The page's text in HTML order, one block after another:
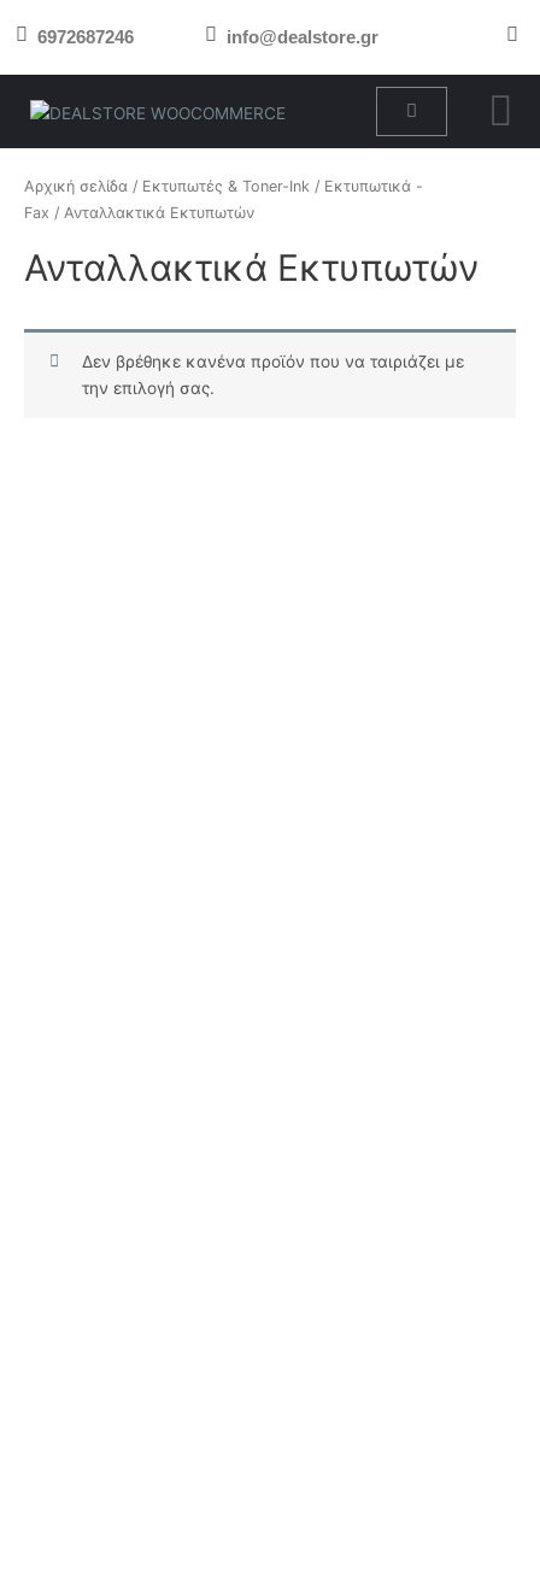
στο 6972687246 info@dealstore.gr
Cart
Αρχική σελίδα / Εκτυπωτές & Toner-Ink / Εκτυπωτικά -
Fax / Ανταλλακτικά Εκτυπωτών
Ανταλλακτικά Εκτυπωτών
Δεν βρέθηκε κανένα προϊόν που να ταιριάζει με
την επιλογή σας.